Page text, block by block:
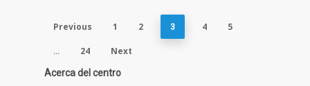
Previous 1 2 3 4 5
… 24 Next
Acerca del centro